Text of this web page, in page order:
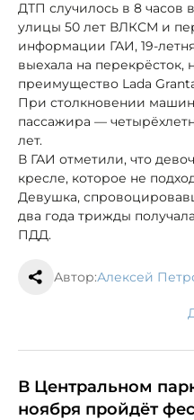
ДТП случилось в 8 часов
улицы 50 лет ВЛКСМ и
информации ГАИ, 19-
выехала на перекрёсток,
преимущество Lada
При столкновении
пассажира —
лет.
В ГАИ отметили, что
кресле, которое не
Девушка,
два года трижды
ПДД.
Автор:Алексей
В Центральном
ноября пройдёт